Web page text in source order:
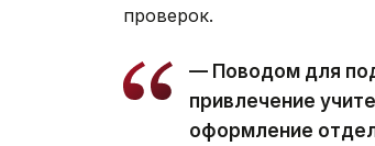
проверок.
— Поводом для
привлечение
оформление